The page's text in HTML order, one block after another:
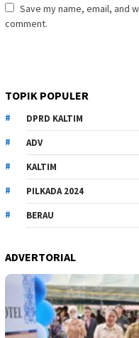
Save my name, email, and
comment.
TOPIK POPULER
DPRD KALTIM
ADV
KALTIM
PILKADA 2024
BERAU
ADVERTORIAL